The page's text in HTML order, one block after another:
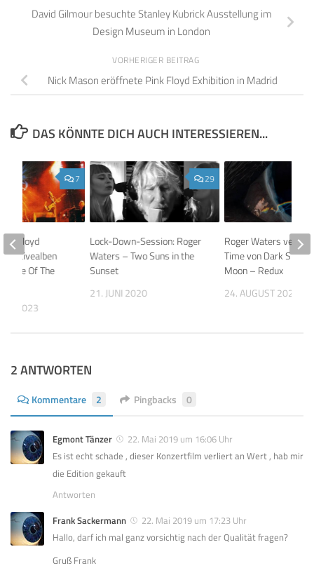
David Gilmour besuchte Stanley Kubrick Ausstellung im
Design Museum in London
VORHERIGER BEITRAG
Nick Mason eröffnete Pink Floyd Exhibition in Madrid
DAS KÖNNTE DICH AUCH INTERESSIEREN...
29
Lock-Down-Session: Roger
Waters – Two Suns in the
Sunset
21. JUNI 2020
Roger Waters
Time von Dark Side
Moon – Redux
24. AUGUST 2023
7
Floyd
Livealben
Side Of The
2023
2 ANTWORTEN
Kommentare 2 Pingbacks 0
Egmont Tänzer
22. Mai 2019 um 16:06 Uhr
Es ist echt schade , dieser Konzertfilm verliert an Wert , hab mir
die Edition gekauft
Antworten
Frank Sackermann
22. Mai 2019 um 17:23 Uhr
Hallo, darf ich mal ganz vorsichtig nach der Qualität fragen?
Gruß Frank